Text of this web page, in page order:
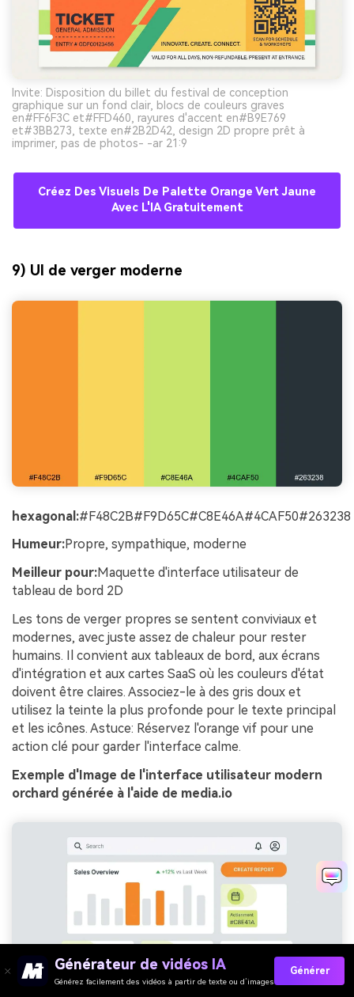
Invite: Disposition du billet du festival de conception
graphique sur un fond clair, blocs de couleurs graves
en#FF6F3C et#FFD460, rayures d'accent en#B9E769
et#3BB273, texte en#2B2D42, design 2D propre prêt à
imprimer, pas de photos- -ar 21:9
Créez Des Visuels De Palette Orange Vert Jaune
Avec L'IA Gratuitement
9) UI de verger moderne
hexagonal:#F48C2B#F9D65C#C8E46A#4CAF50#263238
Humeur:Propre, sympathique, moderne
Meilleur pour:Maquette d'interface utilisateur de
tableau de bord 2D
Les tons de verger propres se sentent conviviaux et
modernes, avec juste assez de chaleur pour rester
humains. Il convient aux tableaux de bord, aux écrans
d'intégration et aux cartes SaaS où les couleurs d'état
doivent être claires. Associez-le à des gris doux et
utilisez la teinte la plus profonde pour le texte principal
et les icônes. Astuce: Réservez l'orange vif pour une
action clé pour garder l'interface calme.
Exemple d'Image de l'interface utilisateur modern
orchard générée à l'aide de media.io
Générateur de vidéos IA
Générez facilement des vidéos à partir de texte ou d’images
Générer